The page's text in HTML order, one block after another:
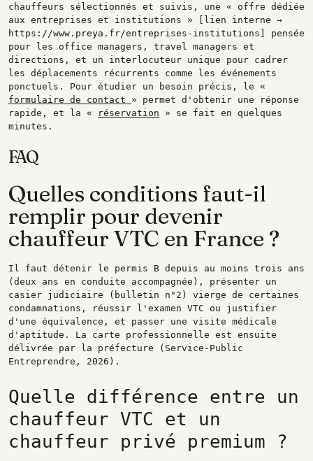
chauffeurs sélectionnés et suivis, une « offre dédiée
aux entreprises et institutions » [lien interne →
https://www.preya.fr/entreprises-institutions] pensée
pour les office managers, travel managers et
directions, et un interlocuteur unique pour cadrer
les déplacements récurrents comme les événements
ponctuels. Pour étudier un besoin précis, le «
formulaire de contact » permet d'obtenir une réponse
rapide, et la «
réservation » se fait en quelques
minutes.
FAQ
Quelles conditions faut-il
remplir pour devenir
chauffeur VTC en France ?
Il faut détenir le permis B depuis au moins trois ans
(deux ans en conduite accompagnée), présenter un
casier judiciaire (bulletin n°2) vierge de certaines
condamnations, réussir l'examen VTC ou justifier
d'une équivalence, et passer une visite médicale
d'aptitude. La carte professionnelle est ensuite
délivrée par la préfecture (Service-Public
Entreprendre, 2026).
Quelle différence entre un
chauffeur VTC et un
chauffeur privé premium ?